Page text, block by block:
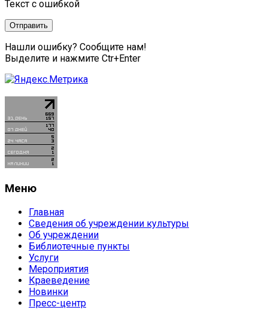
Текст с ошибкой
Нашли ошибку? Сообщите нам!
Выделите и нажмите Ctr+Enter
Меню
Главная
Сведения об учреждении культуры
Об учреждении
Библиотечные пункты
Услуги
Мероприятия
Краеведение
Новинки
Пресс-центр